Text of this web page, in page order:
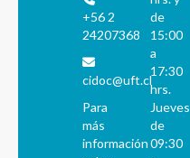
+56 2
24207368
cidoc@uft.cl
Para
más
información
de
15:00
a
17:30
hrs.
Jueves
de
09:30